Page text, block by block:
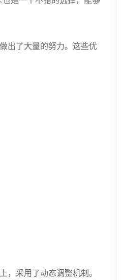
出了大量的努力。这些优
，采用了动态调整机制。